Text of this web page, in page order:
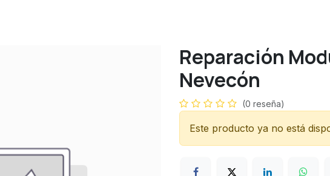
Reparación
Nevecón
(0 reseña)
Este producto ya no está